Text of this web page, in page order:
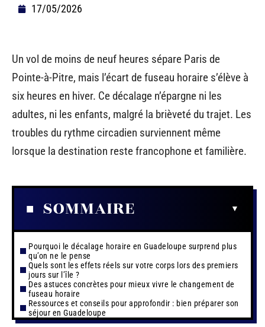
17/05/2026
Un vol de moins de neuf heures sépare Paris de
Pointe-à-Pitre, mais l’écart de fuseau horaire s’élève à
six heures en hiver. Ce décalage n’épargne ni les
adultes, ni les enfants, malgré la brièveté du trajet. Les
troubles du rythme circadien surviennent même
lorsque la destination reste francophone et familière.
SOMMAIRE
Pourquoi le décalage horaire en Guadeloupe surprend plus
qu’on ne le pense
Quels sont les effets réels sur votre corps lors des premiers
jours sur l’île ?
Des astuces concrètes pour mieux vivre le changement de
fuseau horaire
Ressources et conseils pour approfondir : bien préparer son
séjour en Guadeloupe